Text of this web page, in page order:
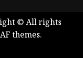
© All rights
themes.